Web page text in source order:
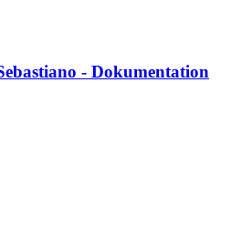
- Dokumentation